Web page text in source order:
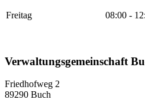
Freitag 08:00 -
Verwaltungsgemeinschaft
Friedhofweg 2
89290 Buch